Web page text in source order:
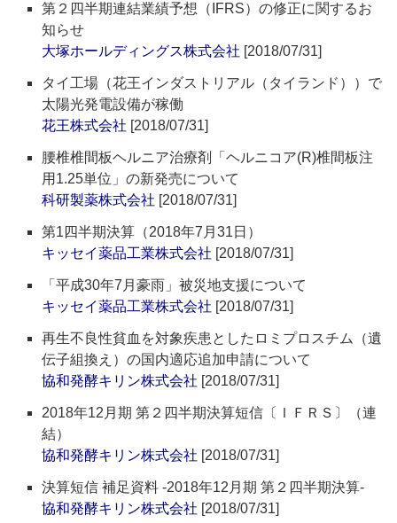
第２四半期連結業績予想（IFRS）の修正に関するお
知らせ
大塚ホールディングス株式会社 [2018/07/31]
タイ工場（花王インダストリアル（タイランド））で
太陽光発電設備が稼働
花王株式会社 [2018/07/31]
腰椎椎間板ヘルニア治療剤「ヘルニコア(R)椎間板注
用1.25単位」の新発売について
科研製薬株式会社 [2018/07/31]
第1四半期決算（2018年7月31日）
キッセイ薬品工業株式会社 [2018/07/31]
「平成30年7月豪雨」被災地支援について
キッセイ薬品工業株式会社 [2018/07/31]
再生不良性貧血を対象疾患としたロミプロスチム（遺
伝子組換え）の国内適応追加申請について
協和発酵キリン株式会社 [2018/07/31]
2018年12月期 第２四半期決算短信〔ＩＦＲＳ〕（連
結）
協和発酵キリン株式会社 [2018/07/31]
決算短信 補足資料 ‐2018年12月期 第２四半期決算‐
協和発酵キリン株式会社 [2018/07/31]